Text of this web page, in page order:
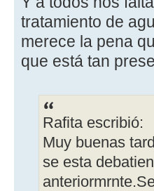
tratamiento de
merece la pena
que está tan
Rafita escribió:
Muy buenas
se esta